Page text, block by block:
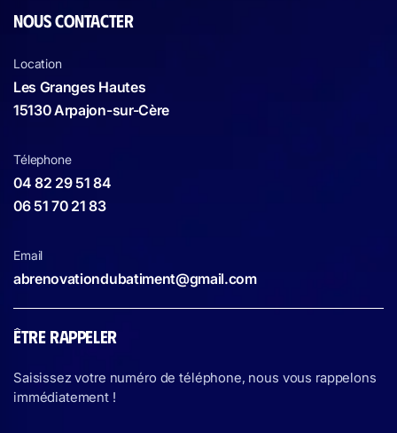
NOUS CONTACTER
Location
Les Granges Hautes
15130 Arpajon-sur-Cère
Télephone
04 82 29 51 84
06 51 70 21 83
Email
abrenovationdubatiment@gmail.com
ÊTRE RAPPELER
Saisissez votre numéro de téléphone, nous vous rappelons
immédiatement !